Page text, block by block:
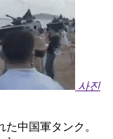
사진
中国軍タンク。